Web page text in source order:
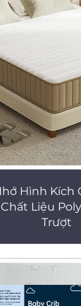
Hình Kích
Liệu
Trượt